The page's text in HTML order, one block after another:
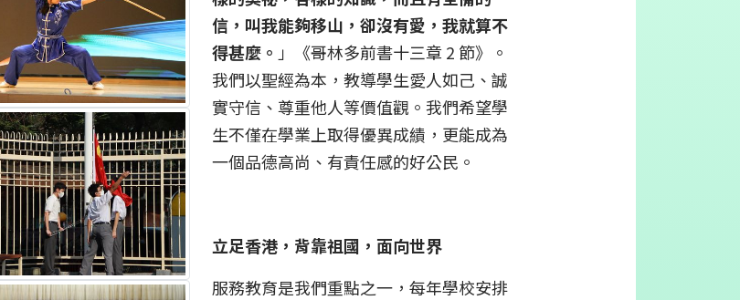
信，叫我能夠移山，卻沒有愛，我就算不
得甚麼。 」《哥林多前書十三章 2 節》。
我們以聖經為本，教導學生愛人如己、誠
實守信、尊重他人等價值觀。我們希望學
生不僅在學業上取得優異成績，更能成為
一個品德高尚、有責任感的好公民。
立足香港，背靠祖國，面向世界
服務教育是我們重點之一，每年學校安排